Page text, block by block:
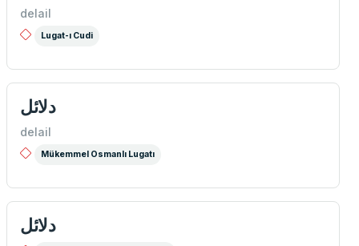
delail
Lugat-ı Cudi
دلائل
delail
Mükemmel Osmanlı Lugatı
دلائل